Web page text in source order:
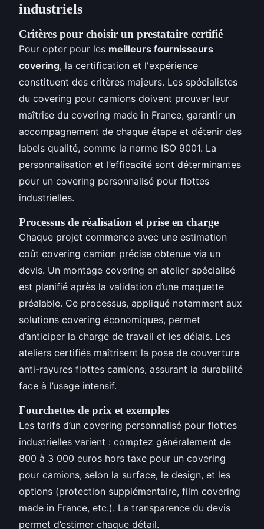
industriels
Critères pour choisir un prestataire certifié
Pour opter pour les meilleurs fournisseurs
covering, la certification et l'expérience
constituent des critères majeurs. Les spécialistes
du covering pour camions doivent prouver leur
maîtrise du covering made in France, garantir un
accompagnement de chaque étape et détenir des
labels qualité, comme la norme ISO 9001. La
personnalisation et l’efficacité sont déterminantes
pour un covering personnalisé pour flottes
industrielles.
Processus de réalisation et prise en charge
Chaque projet commence avec une estimation
coût covering camion précise obtenue via un
devis. Un montage covering en atelier spécialisé
est planifié après la validation d’une maquette
préalable. Ce processus, appliqué notamment aux
solutions covering économiques, permet
d’anticiper la charge de travail et les délais. Les
ateliers certifiés maîtrisent la pose de couverture
anti-rayures flottes camions, assurant la durabilité
face à l’usage intensif.
Fourchettes de prix et exemples
Les tarifs d’un covering personnalisé pour flottes
industrielles varient : comptez généralement de
800 à 3 000 euros hors taxe pour un covering
pour camions, selon la surface, le design, et les
options (protection supplémentaire, film covering
made in France, etc.). La transparence du devis
permet d’estimer chaque détail.